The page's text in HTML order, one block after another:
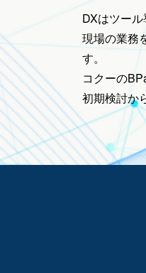
DXはツール
現場の業務
す。
コクーの
初期検討か